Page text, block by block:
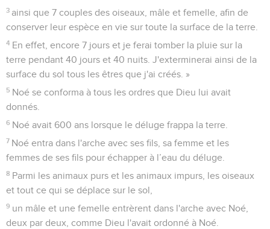
3 ainsi que 7 couples des oiseaux, mâle et femelle, afin de
conserver leur espèce en vie sur toute la surface de la terre.
4 En effet, encore 7 jours et je ferai tomber la pluie sur la
terre pendant 40 jours et 40 nuits. J'exterminerai ainsi de la
surface du sol tous les êtres que j'ai créés. »
5 Noé se conforma à tous les ordres que Dieu lui avait
donnés.
6 Noé avait 600 ans lorsque le déluge frappa la terre.
7 Noé entra dans l'arche avec ses fils, sa femme et les
femmes de ses fils pour échapper à l’eau du déluge.
8 Parmi les animaux purs et les animaux impurs, les oiseaux
et tout ce qui se déplace sur le sol,
9 un mâle et une femelle entrèrent dans l'arche avec Noé,
deux par deux, comme Dieu l'avait ordonné à Noé.